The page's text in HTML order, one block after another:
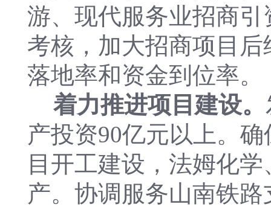
游、现代服务业招商
考核，加大招商项目
落地率和资金到位率。
着力推进项目建设。
产投资90亿元以上。
目开工建设，法姆化
产。协调服务山南铁